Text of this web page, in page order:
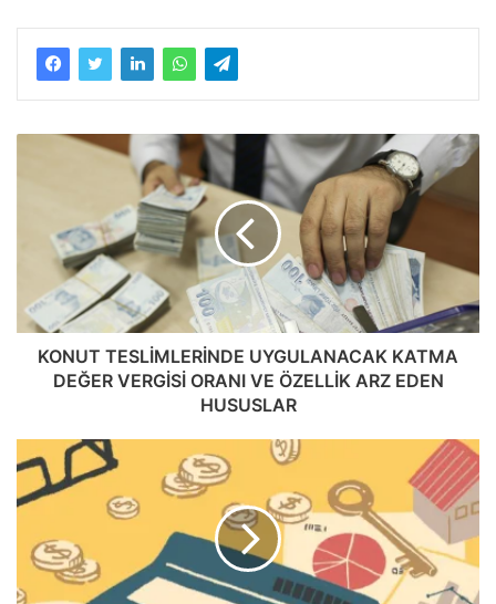
KONUT TESLİMLERİNDE UYGULANACAK KATMA
DEĞER VERGİSİ ORANI VE ÖZELLİK ARZ EDEN
HUSUSLAR